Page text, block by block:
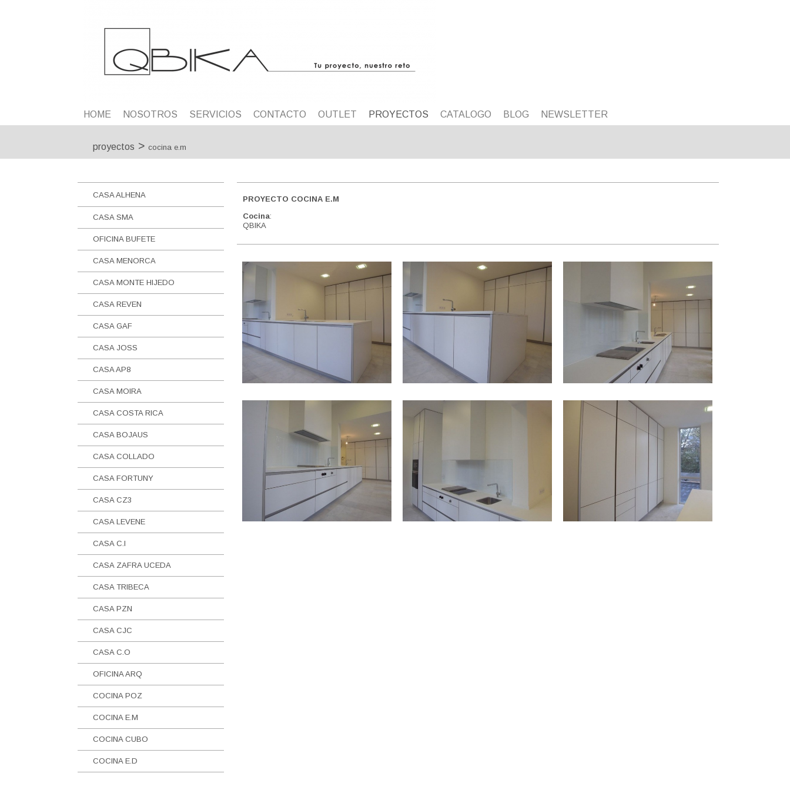
HOME NOSOTROS SERVICIOS CONTACTO OUTLET PROYECTOS CATALOGO BLOG NEWSLETTER
proyectos > cocina e.m
CASA ALHENA
CASA SMA
OFICINA BUFETE
CASA MENORCA
CASA MONTE HIJEDO
CASA REVEN
CASA GAF
CASA JOSS
CASA AP8
CASA MOIRA
CASA COSTA RICA
CASA BOJAUS
CASA COLLADO
CASA FORTUNY
CASA CZ3
CASA LEVENE
CASA C.I
CASA ZAFRA UCEDA
CASA TRIBECA
CASA PZN
CASA CJC
CASA C.O
OFICINA ARQ
COCINA POZ
COCINA E.M
COCINA CUBO
COCINA E.D
PROYECTO COCINA E.M
Cocina:
QBIKA